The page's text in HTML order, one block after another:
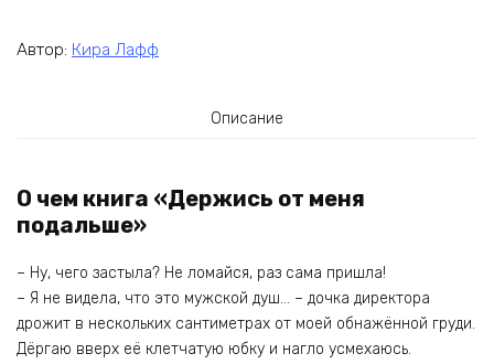
Автор: Кира Лафф
Описание
О чем книга «Держись от меня
подальше»
– Ну, чего застыла? Не ломайся, раз сама пришла!
– Я не видела, что это мужской душ… – дочка директора
дрожит в нескольких сантиметрах от моей обнажённой груди.
Дёргаю вверх её клетчатую юбку и нагло усмехаюсь.